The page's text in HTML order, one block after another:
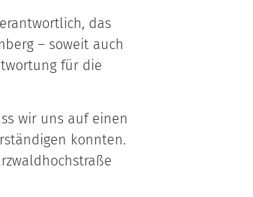
das
– soweit auch
für die
wir uns auf einen
konnten.